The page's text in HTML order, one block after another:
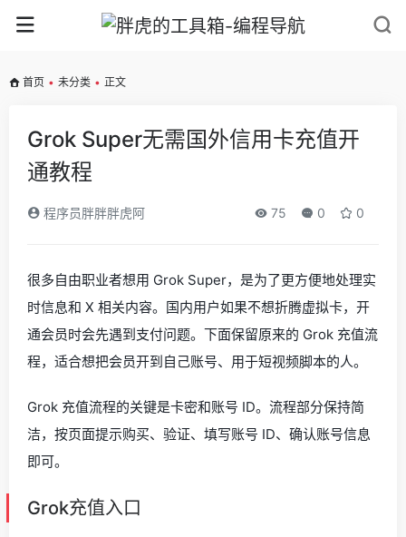
首页 • 未分类 • 正文
Grok Super无需国外信用卡充值开
通教程
程序员胖胖胖虎阿 75 0 0
很多自由职业者想用 Grok Super，是为了更方便地处理实
时信息和 X 相关内容。国内用户如果不想折腾虚拟卡，开
通会员时会先遇到支付问题。下面保留原来的 Grok 充值流
程，适合想把会员开到自己账号、用于短视频脚本的人。
Grok 充值流程的关键是卡密和账号 ID。流程部分保持简
洁，按页面提示购买、验证、填写账号 ID、确认账号信息
即可。
Grok充值入口